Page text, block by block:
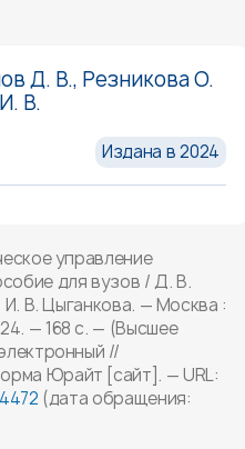
Д. В., Резникова О.
В.
Издана в 2024
управление
для вузов / Д. В.
В. Цыганкова. — Москва :
— 168 с. — (Высшее
//
Юрайт [сайт]. — URL:
(дата обращения: